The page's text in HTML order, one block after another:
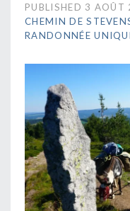
PUBLISHED 3 AOÛT
CHEMIN DE
RANDONNÉE